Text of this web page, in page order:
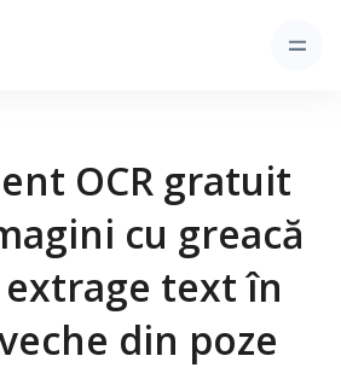
OCR gratuit
cu greacă
extrage text în
din poze